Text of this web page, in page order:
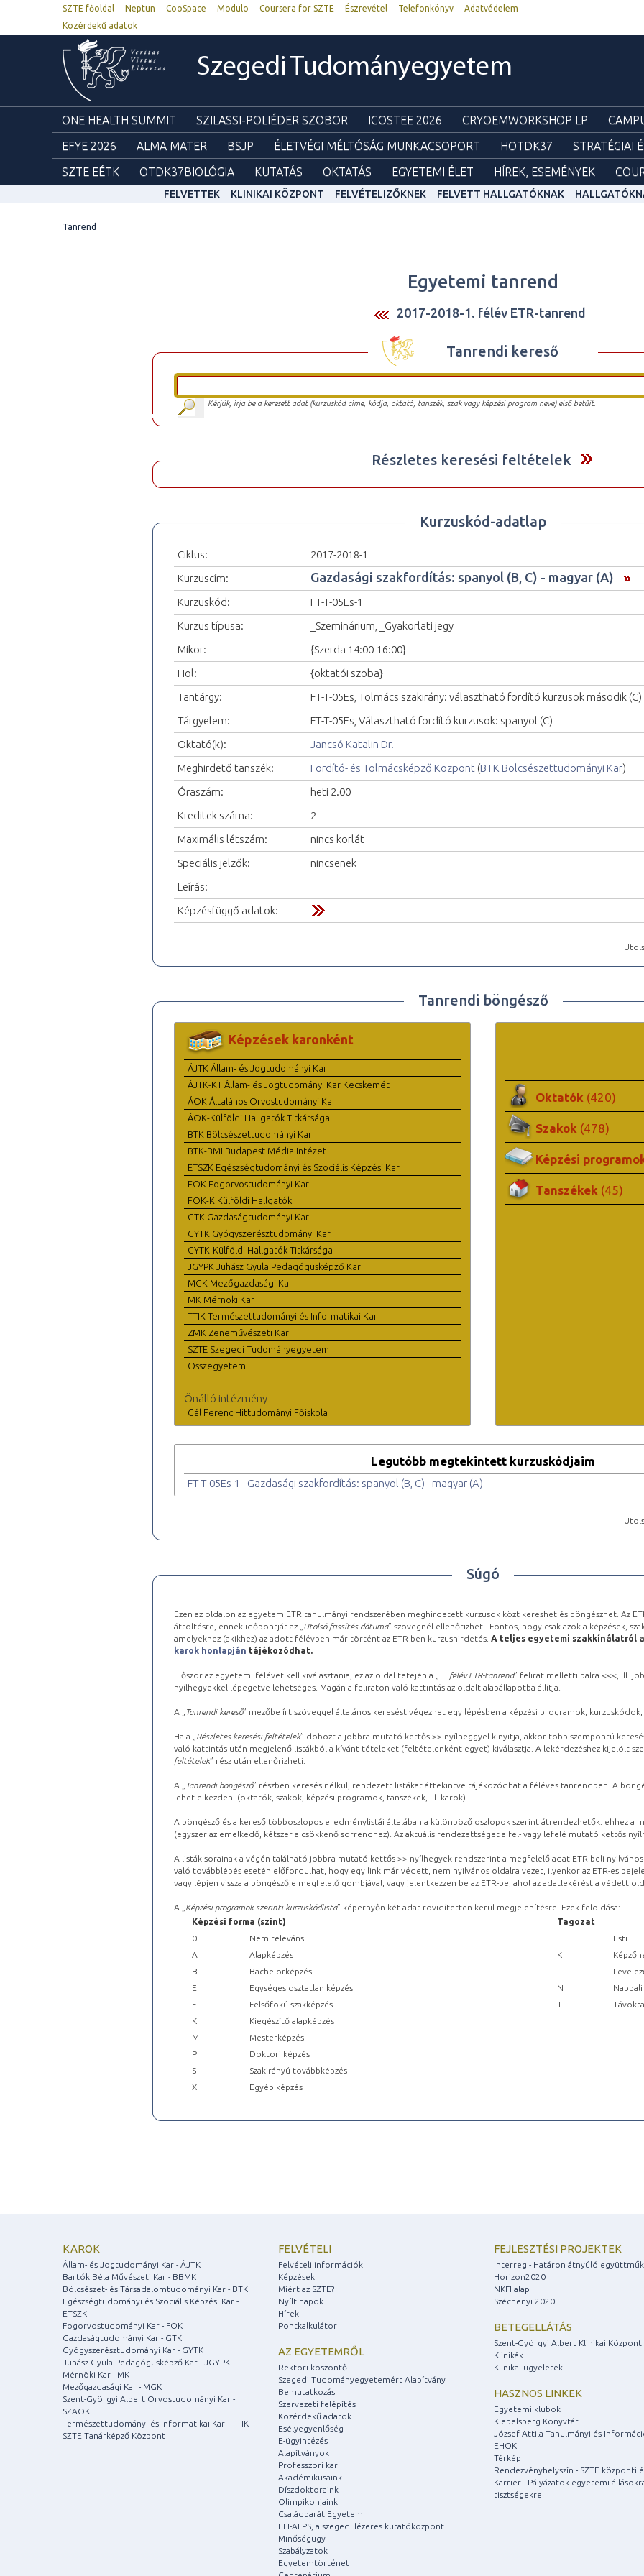
SZTE főoldal Neptun CooSpace Modulo Coursera for SZTE Észrevétel Telefonkönyv
Adatvédelem
Közérdekű adatok
Szegedi Tudományegyetem
ONE HEALTH SUMMIT SZILASSI-POLIÉDER SZOBOR ICOSTEE 2026 CRYOEMWORKSHOP LP
EFYE 2026
ALMA MATER BSJP ÉLETVÉGI MÉLTÓSÁG MUNKACSOPORT HOTDK37 STRATÉGIAI
SZTE EÉTK
OTDK37BIOLÓGIA KUTATÁS OKTATÁS EGYETEMI ÉLET HÍREK, ESEMÉNYEK
FELVETTEK KLINIKAI KÖZPONT FELVÉTELIZŐKNEK FELVETT HALLGATÓKNAK
Tanrend
Egyetemi tanrend
2017-2018-1. félév ETR-tanrend
Tanrendi kereső
Kérjük, írja be a keresett adat (kurzuskód címe, kódja, oktató, tanszék, szak vagy képzési program neve) első betűit.
Részletes keresési feltételek
Kurzuskód-adatlap
Ciklus:
2017-2018-1
Kurzuscím:
Gazdasági szakfordítás: spanyol (B, C) - magyar (A)
Kurzuskód:
FT-T-05Es-1
Kurzus típusa:
_Szeminárium, _Gyakorlati jegy
Mikor:
{Szerda 14:00-16:00}
Hol:
{oktatói szoba}
Tantárgy:
FT-T-05Es, Tolmács szakirány: választható fordító kurzusok második
Tárgyelem:
FT-T-05Es, Választható fordító kurzusok: spanyol (C)
Oktató(k):
Jancsó Katalin Dr.
Meghirdető tanszék:
Fordító- és Tolmácsképző Központ (BTK Bölcsészettudományi Kar)
Óraszám:
heti 2.00
Kreditek száma:
2
Maximális létszám:
nincs korlát
Speciális jelzők:
nincsenek
Leírás:
Képzésfüggő adatok:
Tanrendi böngésző
Képzések karonként
ÁJTK Állam- és Jogtudományi Kar
ÁJTK-KT Állam- és Jogtudományi Kar Kecskemét
ÁOK Általános Orvostudományi Kar
ÁOK-Külföldi Hallgatók Titkársága
BTK Bölcsészettudományi Kar
BTK-BMI Budapest Média Intézet
ETSZK Egészségtudományi és Szociális Képzési Kar
FOK Fogorvostudományi Kar
FOK-K Külföldi Hallgatók
GTK Gazdaságtudományi Kar
GYTK Gyógyszerésztudományi Kar
GYTK-Külföldi Hallgatók Titkársága
JGYPK Juhász Gyula Pedagógusképző Kar
MGK Mezőgazdasági Kar
MK Mérnöki Kar
TTIK Természettudományi és Informatikai Kar
ZMK Zeneművészeti Kar
SZTE Szegedi Tudományegyetem
Összegyetemi
Önálló intézmény
Gál Ferenc Hittudományi Főiskola
Oktatók (420)
Szakok (478)
Képzési
Tanszékek (45)
Legutóbb megtekintett kurzuskódjaim
FT-T-05Es-1 - Gazdasági szakfordítás: spanyol (B, C) - magyar (A)
Súgó
Ezen az oldalon az egyetem ETR tanulmányi rendszerében meghirdetett kurzusok közt kereshet és böngészhet. Az
áttöltésre, ennek időpontját az „ Utolsó frissítés dátuma” szövegnél ellenőrizheti. Fontos, hogy csak azok a képzések,
amelyekhez (akikhez) az adott félévben már történt az ETR-ben kurzushirdetés. A teljes egyetemi szakkínálatról a
karok honlapján tájékozódhat.
Először az egyetemi félévet kell kiválasztania, ez az oldal tetején a „ … félév ETR-tanrend” felirat melletti balra <<<, ill.
nyílhegyekkel lépegetve lehetséges. Magán a feliraton való kattintás az oldalt alapállapotba állítja.
A „ Tanrendi kereső” mezőbe írt szöveggel általános keresést végezhet egy lépésben a képzési programok,
Ha a „ Részletes keresési feltételek” dobozt a jobbra mutató kettős >> nyílheggyel kinyitja, akkor több szempontú
való kattintás után megjelenő listákból a kívánt tételeket (feltételenként egyet) kiválasztja. A lekérdezéshez kijelölt
feltételek” rész után ellenőrizheti.
A „ Tanrendi böngésző” részben keresés nélkül, rendezett listákat áttekintve tájékozódhat a féléves tanrendben. A
lehet elkezdeni (oktatók, szakok, képzési programok, tanszékek, ill. karok).
A böngésző és a kereső többoszlopos eredménylistái általában a különböző oszlopok szerint átrendezhetők: ehhez a
(egyszer az emelkedő, kétszer a csökkenő sorrendhez). Az aktuális rendezettséget a fel- vagy lefelé mutató kettős
A listák sorainak a végén található jobbra mutató kettős >> nyílhegyek rendszerint a megfelelő adat ETR-beli
való továbblépés esetén előfordulhat, hogy egy link már védett, nem nyilvános oldalra vezet, ilyenkor az ETR-es
vagy lépjen vissza a böngészője megfelelő gombjával, vagy jelentkezzen be az ETR-be, ahol az adatlekérést a védett
A „ Képzési programok szerinti kurzuskódlista” képernyőn két adat rövidítetten kerül megjelenítésre. Ezek feloldása:
Képzési forma (szint)
Tagozat
0
Nem releváns E
Esti
A
Alapképzés K
B
Bachelorképzés L
E
Egységes osztatlan képzés N
Nappali
F
Felsőfokú szakképzés T
K
Kiegészítő alapképzés
M
Mesterképzés
P
Doktori képzés
S
Szakirányú továbbképzés
X
Egyéb képzés
KAROK
Állam- és Jogtudományi Kar - ÁJTK
Bartók Béla Művészeti Kar - BBMK
Bölcsészet- és Társadalomtudományi Kar - BTK
Egészségtudományi és Szociális Képzési Kar -
ETSZK
Fogorvostudományi Kar - FOK
Gazdaságtudományi Kar - GTK
Gyógyszerésztudományi Kar - GYTK
Juhász Gyula Pedagógusképző Kar - JGYPK
Mérnöki Kar - MK
Mezőgazdasági Kar - MGK
Szent-Györgyi Albert Orvostudományi Kar -
SZAOK
Természettudományi és Informatikai Kar - TTIK
SZTE Tanárképző Központ
FELVÉTELI
Felvételi információk
Képzések
Miért az SZTE?
Nyílt napok
Hírek
Pontkalkulátor
AZ EGYETEMRŐL
Rektori köszöntő
Szegedi Tudományegyetemért Alapítvány
Bemutatkozás
Szervezeti felépítés
Közérdekű adatok
Esélyegyenlőség
E-ügyintézés
Alapítványok
Professzori kar
Akadémikusaink
Díszdoktoraink
Olimpikonjaink
Családbarát Egyetem
ELI-ALPS, a szegedi lézeres kutatóközpont
Minőségügy
Szabályzatok
Egyetemtörténet
FEJLESZTÉSI PROJEKTEK
Interreg - Határon átnyúló
Horizon2020
NKFI alap
Széchenyi 2020
BETEGELLÁTÁS
Szent-Györgyi Albert Klinikai Központ
Klinikák
Klinikai ügyeletek
HASZNOS LINKEK
Egyetemi klubok
Klebelsberg Könyvtár
József Attila Tanulmányi és
EHÖK
Térkép
Rendezvényhelyszín - SZTE központi
Karrier - Pályázatok egyetemi
tisztségekre